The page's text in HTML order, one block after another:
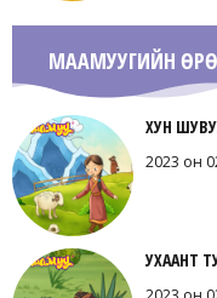
МААМУУГИЙН
ХУН
2023 он
УХААНТ